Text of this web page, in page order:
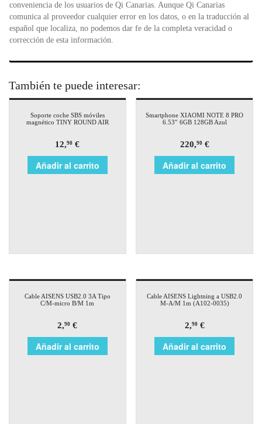
conveniencia de los usuarios de Qi Canarias. Aunque Qi Canarias
comunica al proveedor cualquier error en los datos, o en la traducción al
español que localiza, no podemos dar fe de la completa veracidad o
corrección de esta información.
También te puede interesar:
Soporte coche SBS móviles
magnético TINY ROUND AIR
12,90 €
Añadir al carrito
Smartphone XIAOMI NOTE 8 PRO
6.53″ 6GB 128GB Azul
220,90€
Añadir al carrito
Cable AISENS USB2.0 3A Tipo
C/M-micro B/M 1m
2,90 €
Añadir al carrito
Cable AISENS Lightning a USB2.0
M-A/M 1m (A102-0035)
2,90€
Añadir al carrito